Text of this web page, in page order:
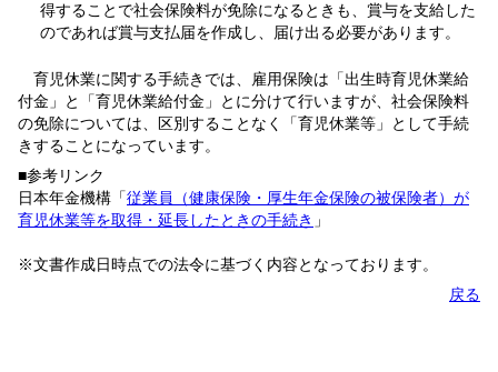
得することで社会保険料が免除になるときも、賞与を支給した
のであれば賞与支払届を作成し、届け出る必要があります。
育児休業に関する手続きでは、雇用保険は「出生時育児休業給
付金」と「育児休業給付金」とに分けて行いますが、社会保険料
の免除については、区別することなく「育児休業等」として手続
きすることになっています。
■参考リンク
日本年金機構「従業員（健康保険・厚生年金保険の被保険者）が
育児休業等を取得・延長したときの手続き 」
※文書作成日時点での法令に基づく内容となっております。
戻る